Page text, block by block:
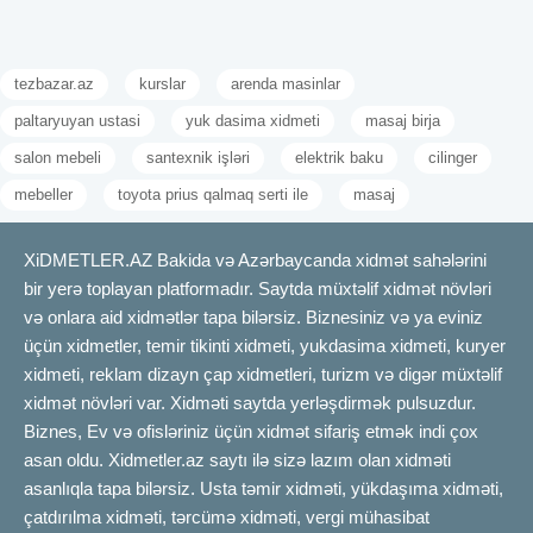
tezbazar.az kurslar arenda masinlar
paltaryuyan ustasi yuk dasima xidmeti masaj birja
salon mebeli santexnik işləri elektrik baku cilinger
mebeller toyota prius qalmaq serti ile masaj
XiDMETLER.AZ Bakida və Azərbaycanda xidmət sahələrini
bir yerə toplayan platformadır. Saytda müxtəlif xidmət növləri
və onlara aid xidmətlər tapa bilərsiz. Biznesiniz və ya eviniz
üçün xidmetler, temir tikinti xidmeti, yukdasima xidmeti, kuryer
xidmeti, reklam dizayn çap xidmetleri, turizm və digər müxtəlif
xidmət növləri var. Xidməti saytda yerləşdirmək pulsuzdur.
Biznes, Ev və ofisləriniz üçün xidmət sifariş etmək indi çox
asan oldu. Xidmetler.az saytı ilə sizə lazım olan xidməti
asanlıqla tapa bilərsiz. Usta təmir xidməti, yükdaşıma xidməti,
çatdırılma xidməti, tərcümə xidməti, vergi mühasibat